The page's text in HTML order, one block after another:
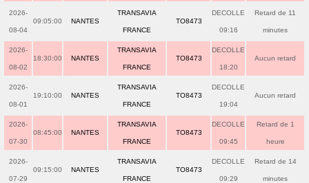
2026-
08-04
09:05:00 NANTES
TRANSAVIA
FRANCE
TO8473
DECOLLE
09:16
Retard de 11
minutes
2026-
08-02
18:30:00 NANTES
TRANSAVIA
FRANCE
TO8473
DECOLLE
18:20
Aucun retard
2026-
08-01
19:10:00 NANTES
TRANSAVIA
FRANCE
TO8473
DECOLLE
19:04
Aucun retard
2026-
07-30
08:45:00 NANTES
TRANSAVIA
FRANCE
TO8473
DECOLLE
09:45
Retard de 1
heure
2026-
07-29
09:15:00 NANTES
TRANSAVIA
FRANCE
TO8473
DECOLLE
09:29
Retard de 14
minutes